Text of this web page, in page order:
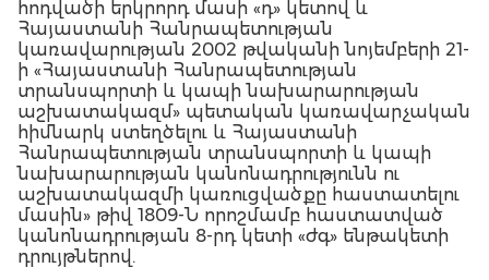
հոդվածի երկրորդ մասի «դ» կետով և
Հայաստանի Հանրապետության
կառավարության 2002 թվականի նոյեմբերի 21-
ի «Հայաստանի Հանրապետության
տրանսպորտի և կապի նախարարության
աշխատակազմ» պետական կառավարչական
հիմնարկ ստեղծելու և Հայաստանի
Հանրապետության տրանսպորտի և կապի
նախարարության կանոնադրությունն ու
աշխատակազմի կառուցվածքը հաստատելու
մասին» թիվ 1809-Ն որոշմամբ հաստատված
կանոնադրության 8-րդ կետի «ժգ» ենթակետի
դրույթներով.